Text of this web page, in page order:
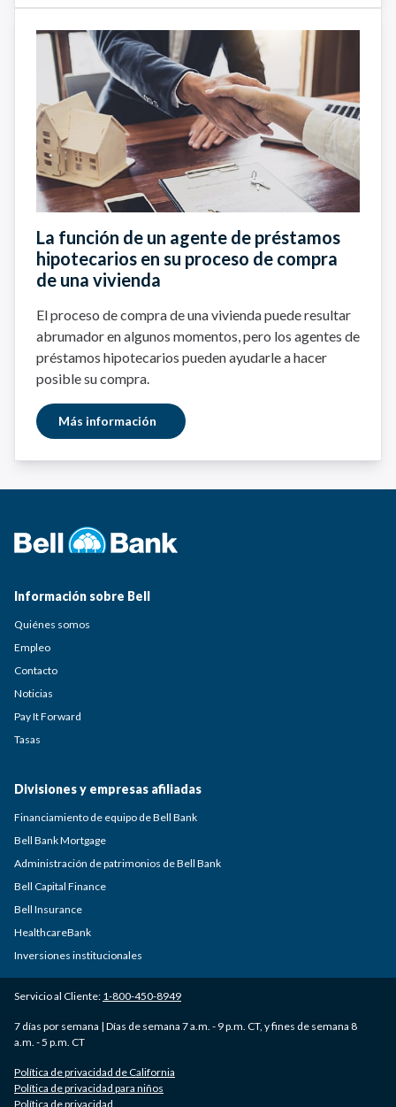
La función de un agente de préstamos
hipotecarios en su proceso de compra
de una vivienda
El proceso de compra de una vivienda puede resultar
abrumador en algunos momentos, pero los agentes de
préstamos hipotecarios pueden ayudarle a hacer
posible su compra.
Más información
Información sobre Bell
Quiénes somos
Empleo
Contacto
Noticias
Pay It Forward
Tasas
Divisiones y empresas afiliadas
Financiamiento de equipo de Bell Bank
Bell Bank Mortgage
Administración de patrimonios de Bell Bank
Bell Capital Finance
Bell Insurance
HealthcareBank
Inversiones institucionales
Servicio al Cliente: 1-800-450-8949
7 días por semana | Días de semana 7 a.m. - 9 p.m. CT, y fines de semana 8
a.m. - 5 p.m. CT
Política de privacidad de California
Política de privacidad para niños
Política de privacidad